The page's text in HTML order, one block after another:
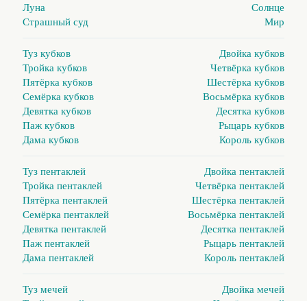
Луна
Солнце
Страшный суд
Мир
Туз кубков
Двойка кубков
Тройка кубков
Четвёрка кубков
Пятёрка кубков
Шестёрка кубков
Семёрка кубков
Восьмёрка кубков
Девятка кубков
Десятка кубков
Паж кубков
Рыцарь кубков
Дама кубков
Король кубков
Туз пентаклей
Двойка пентаклей
Тройка пентаклей
Четвёрка пентаклей
Пятёрка пентаклей
Шестёрка пентаклей
Семёрка пентаклей
Восьмёрка пентаклей
Девятка пентаклей
Десятка пентаклей
Паж пентаклей
Рыцарь пентаклей
Дама пентаклей
Король пентаклей
Туз мечей
Двойка мечей